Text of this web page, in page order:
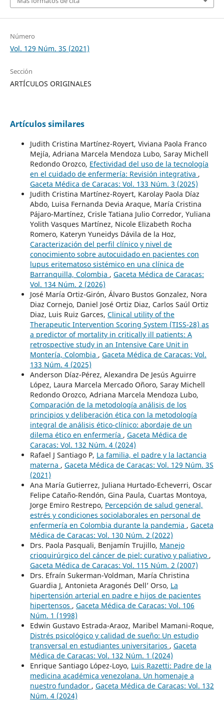
Número
Vol. 129 Núm. 3S (2021)
Sección
ARTÍCULOS ORIGINALES
Artículos similares
Judith Cristina Martínez-Royert, Viviana Paola Franco
Mejía, Adriana Marcela Mendoza Lubo, Saray Michell
Redondo Orozco, Efectividad del uso de la tecnología
en el cuidado de enfermería: Revisión integrativa ,
Gaceta Médica de Caracas: Vol. 133 Núm. 3 (2025)
Judith Cristina Martínez-Royert, Karolay Paola Díaz
Abdo, Luisa Fernanda Devia Araque, María Cristina
Pájaro-Martínez, Crisle Tatiana Julio Corredor, Yuliana
Yolith Vasques Martínez, Nicole Elizabeth Rocha
Romero, Kateryn Yuneidys Dávila de la Hoz,
Caracterización del perfil clínico y nivel de
conocimiento sobre autocuidado en pacientes con
lupus eritematoso sistémico en una clínica de
Barranquilla, Colombia , Gaceta Médica de Caracas:
Vol. 134 Núm. 2 (2026)
José María Ortiz-Girón, Álvaro Bustos Gonzalez, Nora
Diaz Cornejo, Daniel José Ortiz Diaz, Carlos Saúl Ortiz
Diaz, Luis Ruiz Garces, Clinical utility of the
Therapeutic Intervention Scoring System (TISS-28) as
a predictor of mortality in critically ill patients: A
retrospective study in an Intensive Care Unit in
Montería, Colombia , Gaceta Médica de Caracas: Vol.
133 Núm. 4 (2025)
Anderson Díaz-Pérez, Alexandra De Jesús Aguirre
López, Laura Marcela Mercado Oñoro, Saray Michell
Redondo Orozco, Adriana Marcela Mendoza Lubo,
Comparación de la metodología análisis de los
principios y deliberación ética con la metodología
integral de análisis ético-clínico: abordaje de un
dilema ético en enfermería , Gaceta Médica de
Caracas: Vol. 132 Núm. 4 (2024)
Rafael J Santiago P, La familia, el padre y la lactancia
materna , Gaceta Médica de Caracas: Vol. 129 Núm. 3S
(2021)
Ana María Gutierrez, Juliana Hurtado-Echeverri, Oscar
Felipe Cataño-Rendón, Gina Paula, Cuartas Montoya,
Jorge Emiro Restrepo, Percepción de salud general,
estrés y condiciones sociolaborales en personal de
enfermería en Colombia durante la pandemia , Gaceta
Médica de Caracas: Vol. 130 Núm. 2 (2022)
Drs. Paola Pasquali, Benjamín Trujillo, Manejo
crioquirúrgico del cáncer de piel: curativo y paliativo ,
Gaceta Médica de Caracas: Vol. 115 Núm. 2 (2007)
Drs. Efraín Sukerman-Voldman, María Christina
Guardia J, Antonieta Aragonés Dell’ Orso, La
hipertensión arterial en padre e hijos de pacientes
hipertensos , Gaceta Médica de Caracas: Vol. 106
Núm. 1 (1998)
Edwin Gustavo Estrada-Araoz, Maribel Mamani-Roque,
Distrés psicológico y calidad de sueño: Un estudio
transversal en estudiantes universitarios , Gaceta
Médica de Caracas: Vol. 132 Núm. 1 (2024)
Enrique Santiago López-Loyo, Luis Razetti: Padre de la
medicina académica venezolana. Un homenaje a
nuestro fundador , Gaceta Médica de Caracas: Vol. 132
Núm. 4 (2024)